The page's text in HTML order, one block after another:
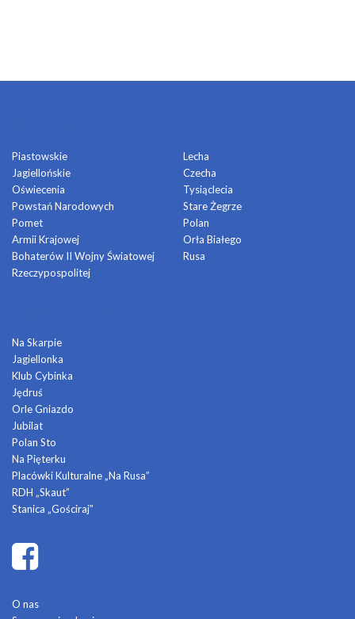
Piastowskie
Jagiellońskie
Oświecenia
Powstań Narodowych
Pomet
Armii Krajowej
Bohaterów II Wojny Światowej
Rzeczypospolitej
Lecha
Czecha
Tysiąclecia
Stare Żegrze
Polan
Orła Białego
Rusa
Na Skarpie
Jagiellonka
Klub Cybinka
Jędruś
Orle Gniazdo
Jubilat
Polan Sto
Na Pięterku
Placówki Kulturalne „Na Rusa”
RDH „Skaut”
Stanica „Gościraj”
O nas